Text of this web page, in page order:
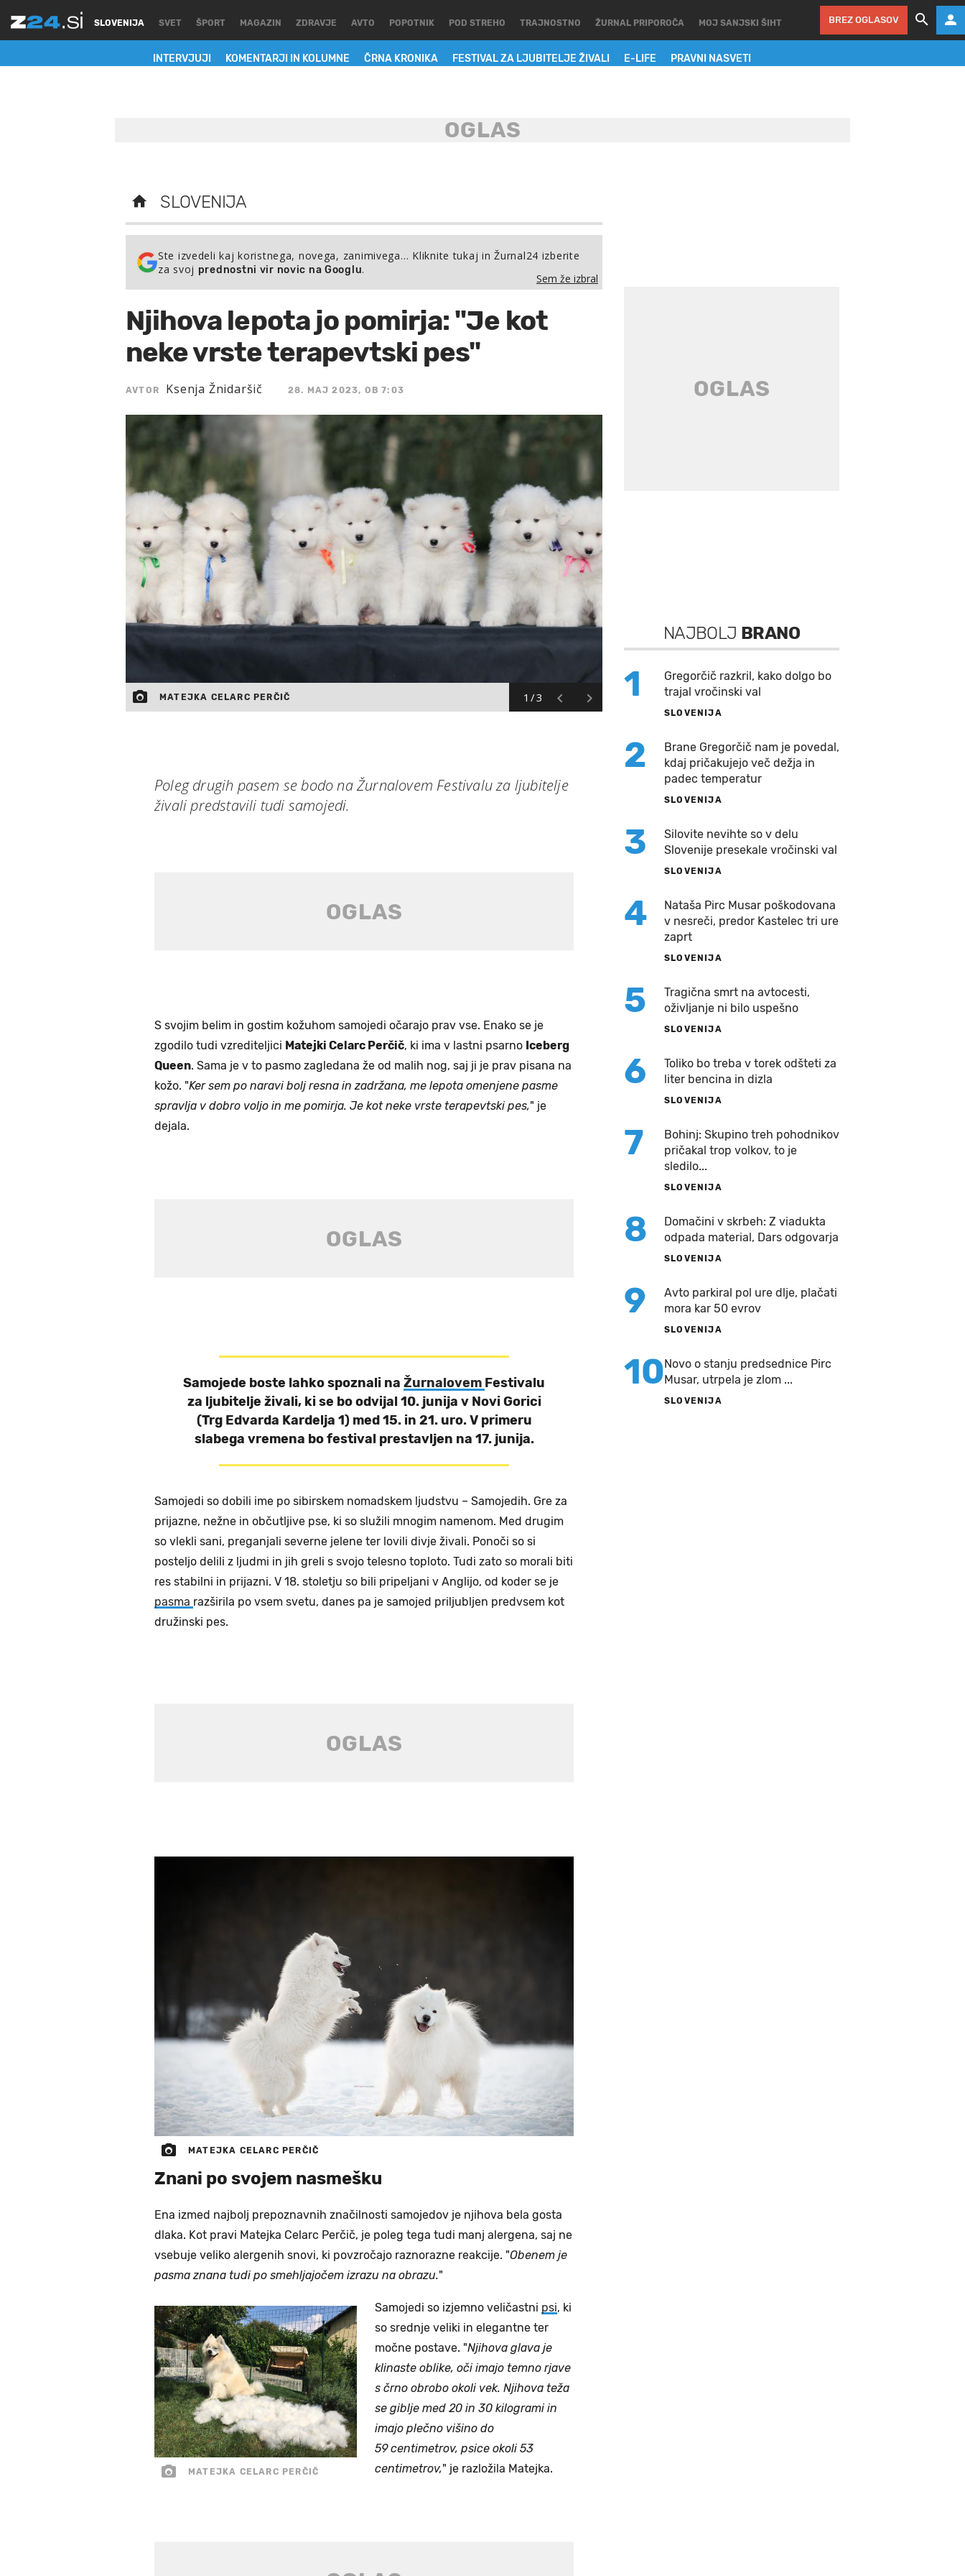
SLOVENIJA
INTERVJUJI KOMENTARJI IN KOLUMNE ČRNA KRONIKA FESTIVAL ZA LJUBITELJE ŽIVALI E-LIFE PRAVNI NASVETI
SVET ŠPORT MAGAZIN ZDRAVJE AVTO POPOTNIK POD STREHO TRAJNOSTNO ŽURNAL PRIPOROČA MOJ SANJSKI ŠIHT BREZ OGLASOV
SLOVENIJA
Ste izvedeli kaj koristnega, novega, zanimivega… Kliknite tukaj in Žurnal24 izberite
za svoj prednostni vir novic na Googlu.
Sem že izbral
Njihova lepota jo pomirja: "Je kot
neke vrste terapevtski pes"
AVTOR Ksenja Žnidaršič 28. MAJ 2023, OB 7:03
1/3
MATEJKA CELARC PERČIČ
Poleg drugih pasem se bodo na Žurnalovem Festivalu za ljubitelje
živali predstavili tudi samojedi.
S svojim belim in gostim kožuhom samojedi očarajo prav vse. Enako se je
zgodilo tudi vzrediteljici Matejki Celarc Perčič, ki ima v lastni psarno Iceberg
Queen. Sama je v to pasmo zagledana že od malih nog, saj ji je prav pisana na
kožo. "Ker sem po naravi bolj resna in zadržana, me lepota omenjene pasme
spravlja v dobro voljo in me pomirja. Je kot neke vrste terapevtski pes," je
dejala.
Samojede boste lahko spoznali na Žurnalovem Festivalu
za ljubitelje živali, ki se bo odvijal 10. junija v Novi Gorici
(Trg Edvarda Kardelja 1) med 15. in 21. uro. V primeru
slabega vremena bo festival prestavljen na 17. junija.
Samojedi so dobili ime po sibirskem nomadskem ljudstvu – Samojedih. Gre za
prijazne, nežne in občutljive pse, ki so služili mnogim namenom. Med drugim
so vlekli sani, preganjali severne jelene ter lovili divje živali. Ponoči so si
posteljo delili z ljudmi in jih greli s svojo telesno toploto. Tudi zato so morali biti
res stabilni in prijazni. V 18. stoletju so bili pripeljani v Anglijo, od koder se je
pasma razširila po vsem svetu, danes pa je samojed priljubljen predvsem kot
družinski pes.
MATEJKA CELARC PERČIČ
Znani po svojem nasmešku
Ena izmed najbolj prepoznavnih značilnosti samojedov je njihova bela gosta
dlaka. Kot pravi Matejka Celarc Perčič, je poleg tega tudi manj alergena, saj ne
vsebuje veliko alergenih snovi, ki povzročajo raznorazne reakcije. "Obenem je
pasma znana tudi po smehljajočem izrazu na obrazu."
MATEJKA CELARC PERČIČ
Samojedi so izjemno veličastni psi, ki
so srednje veliki in elegantne ter
močne postave. "Njihova glava je
klinaste oblike, oči imajo temno rjave
s črno obrobo okoli vek. Njihova teža
se giblje med 20 in 30 kilogrami in
imajo plečno višino do
59 centimetrov, psice okoli 53
centimetrov," je razložila Matejka.
NAJBOLJ BRANO
1
Gregorčič razkril, kako dolgo bo
trajal vročinski val
SLOVENIJA
2
Brane Gregorčič nam je povedal,
kdaj pričakujejo več dežja in
padec temperatur
SLOVENIJA
3
Silovite nevihte so v delu
Slovenije presekale vročinski val
SLOVENIJA
4
Nataša Pirc Musar poškodovana
v nesreči, predor Kastelec tri ure
zaprt
SLOVENIJA
5
Tragična smrt na avtocesti,
oživljanje ni bilo uspešno
SLOVENIJA
6
Toliko bo treba v torek odšteti za
liter bencina in dizla
SLOVENIJA
7
Bohinj: Skupino treh pohodnikov
pričakal trop volkov, to je
sledilo...
SLOVENIJA
8
Domačini v skrbeh: Z viadukta
odpada material, Dars odgovarja
SLOVENIJA
9
Avto parkiral pol ure dlje, plačati
mora kar 50 evrov
SLOVENIJA
10Novo o stanju predsednice Pirc
Musar, utrpela je zlom ...
SLOVENIJA